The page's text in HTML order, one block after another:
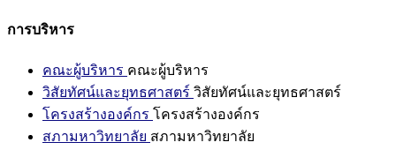
การบริหาร
คณะผู้บริหาร คณะผู้บริหาร
วิสัยทัศน์และยุทธศาสตร์ วิสัยทัศน์และยุทธศาสตร์
โครงสร้างองค์กร โครงสร้างองค์กร
สภามหาวิทยาลัย สภามหาวิทยาลัย